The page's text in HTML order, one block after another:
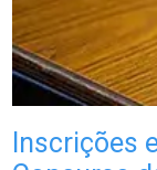
Inscrições